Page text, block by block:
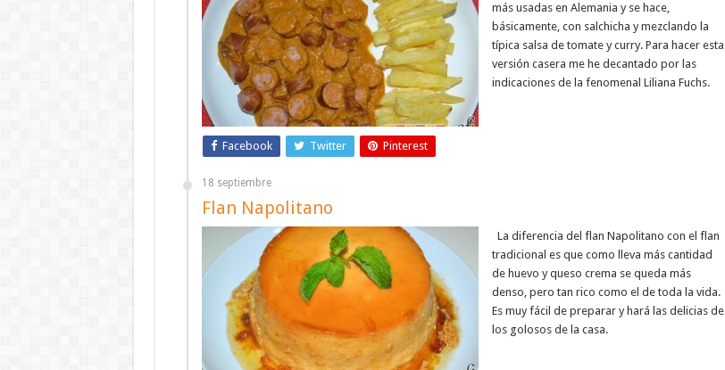
más usadas en Alemania y se hace,
básicamente, con salchicha y mezclando la
típica salsa de tomate y curry. Para hacer esta
versión casera me he decantado por las
indicaciones de la fenomenal Liliana Fuchs.
Facebook Twitter Pinterest
18 septiembre
Flan Napolitano
La diferencia del flan Napolitano con el flan
tradicional es que como lleva más cantidad
de huevo y queso crema se queda más
denso, pero tan rico como el de toda la vida.
Es muy fácil de preparar y hará las delicias de
los golosos de la casa.